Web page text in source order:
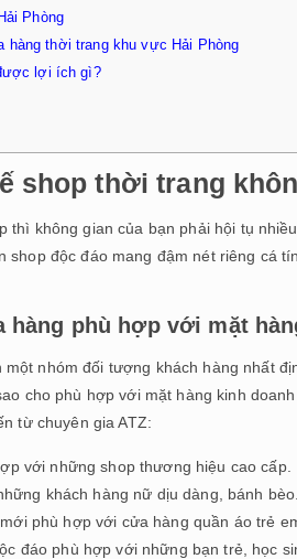
Phòng
hàng thời trang khu vực Hải Phòng
lợi ích gì?
shop thời trang
thì không gian của bạn phải hội tụ
shop độc đáo mang đậm nét riêng cá
hàng phù hợp với mặt
nhóm đối tượng khách hàng nhất
cho phù hợp với mặt hàng kinh
từ chuyên gia ATZ:
với những shop thương hiệu cao cấp.
khách hàng nữ dịu dàng, bánh bèo.
phù hợp với cửa hàng quần áo trẻ
đáo phù hợp với những bạn trẻ, học